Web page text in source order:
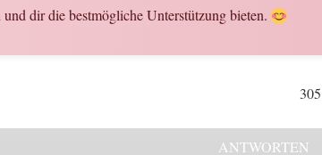
dir die bestmögliche Unterstützung bieten.
ANTWORTEN